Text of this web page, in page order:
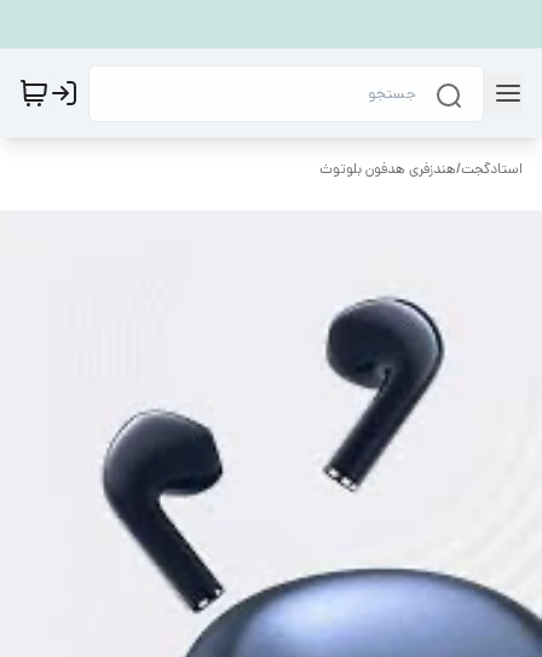
استادگجت/هندزفری هدفون بلوتوث